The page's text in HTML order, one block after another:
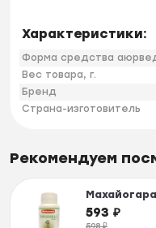
Характеристики:
Форма средства
Вес товара, г.
Бренд
Страна-изготовитель
Рекомендуем
593 ₽
598₽